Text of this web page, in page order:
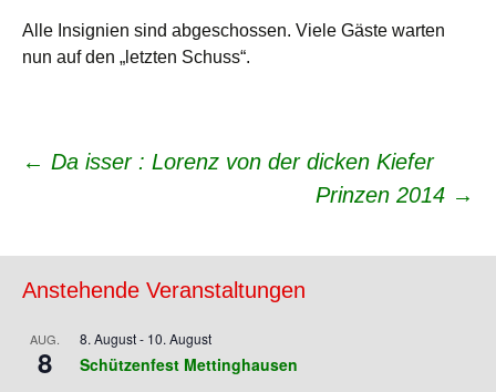
Alle Insignien sind abgeschossen. Viele Gäste warten
nun auf den „letzten Schuss“.
Beitrags-
← Da isser : Lorenz von der dicken Kiefer
Prinzen 2014 →
Anstehende Veranstaltungen
AUG.
8
8. August- 10. August
Schützenfest Mettinghausen